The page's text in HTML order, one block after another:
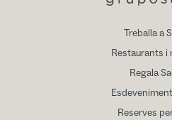
Treballa a
Restaurants i
Regala
Reserves